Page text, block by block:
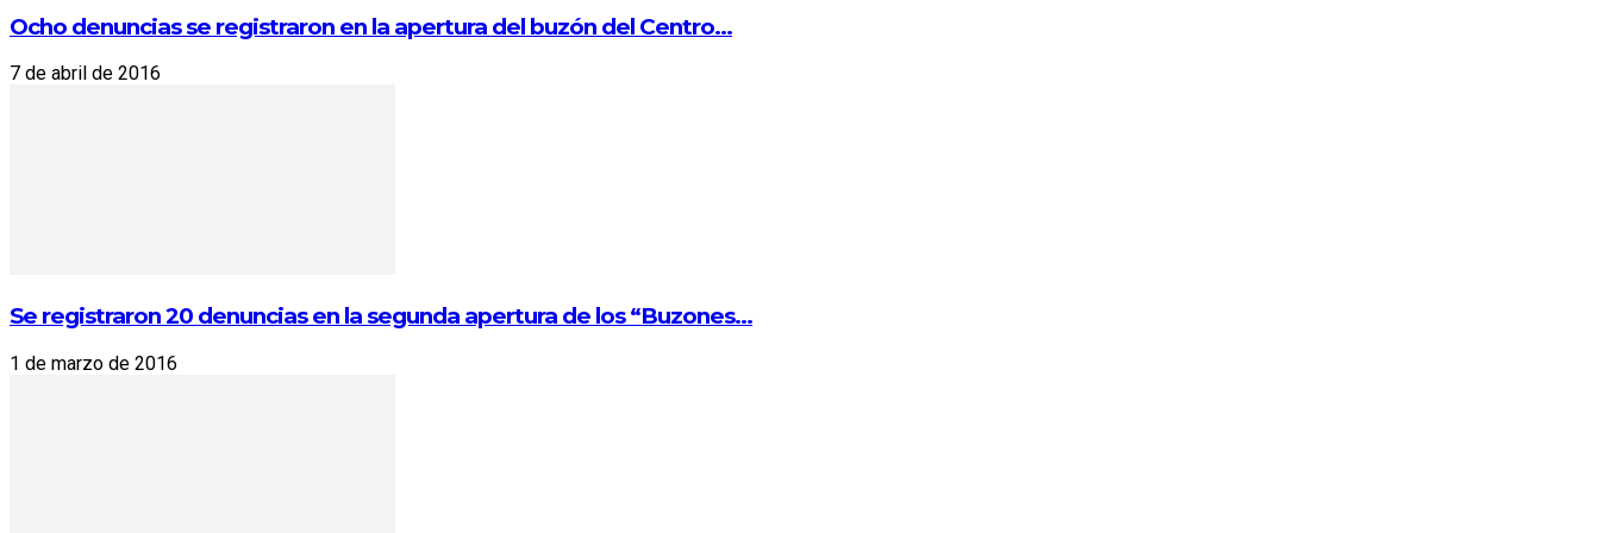
Ocho denuncias se registraron en la apertura del buzón del Centro...
7 de abril de 2016
Se registraron 20 denuncias en la segunda apertura de los “Buzones...
1 de marzo de 2016